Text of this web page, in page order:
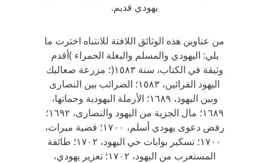
يهودي قديم.
من عناوين هذه الوثائق اللافتة للانتباه اخترت ما
يلي: اليهودي والمسلم والبغلة الحمراء )أقدم
وثيقة في الكتاب، سنة ١٥٨٣(؛ مزرعة صعاليك
اليهود القرائين، ١٥٨٣؛ الضرائب بين النصارى
وبين اليهود، ١٦٨٩؛ الأرملة اليهودية وحماتها،
١٦٨٩؛ مال الجزية من اليهود والنصارى، ١٦٩٢؛
رفض دعوى يهودي أسلم، ١٧٠٠؛ قضية ميراث،
١٧٠٠؛ تسكير بوابات حي اليهود، ١٧٠٢؛ طائفة
المستعرب من اليهود، ١٧٠٢؛ تعزير يهودي،